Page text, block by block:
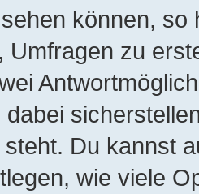
können,
Umfragen zu
Du kannst
wie viele